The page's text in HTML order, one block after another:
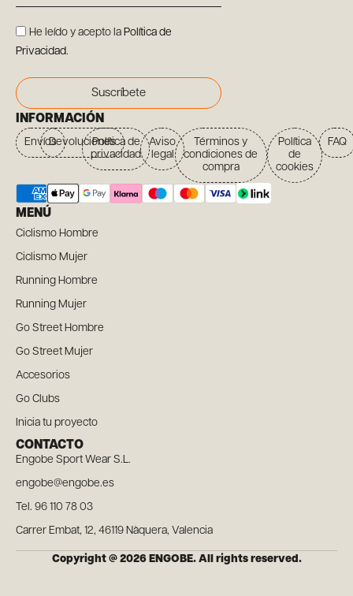
He leído y acepto la Política de
Privacidad.
Suscríbete
INFORMACIÓN
EnvíosDevolucionesPolítica de
privacidad
Aviso
legal
Términos y
condiciones de
compra
Política
de
cookies
FAQ
MENÚ
Ciclismo Hombre
Ciclismo Mujer
Running Hombre
Running Mujer
Go Street Hombre
Go Street Mujer
Accesorios
Go Clubs
Inicia tu proyecto
CONTACTO
Engobe Sport Wear S.L.
engobe@engobe.es
Tel. 96 110 78 03
Carrer Embat, 12, 46119 Nàquera, Valencia
Copyright @ 2026 ENGOBE. All rights reserved.